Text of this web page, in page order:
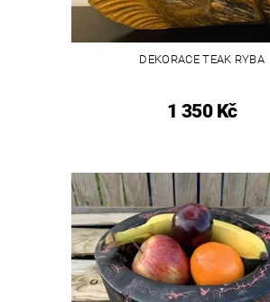
DEKORACE TEAK RYBA
1 350 Kč